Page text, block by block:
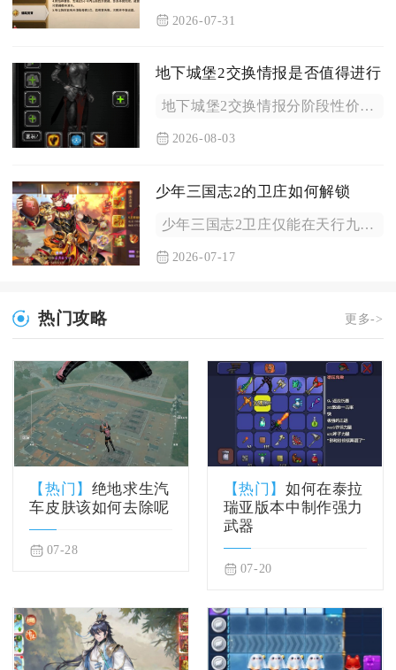
2026-07-31
地下城堡2交换情报是否值得进行
地下城堡2交换情报分阶段性价比差异明显，前期、中期刚需阶段值...
2026-08-03
少年三国志2的卫庄如何解锁
少年三国志2卫庄仅能在天行九歌联动限时活动开放期间，通过碎片...
2026-07-17
热门攻略 更多->
【热门】 绝地求生汽
车皮肤该如何去除呢
07-28
【热门】如何在泰拉
瑞亚版本中制作强力
武器
07-20